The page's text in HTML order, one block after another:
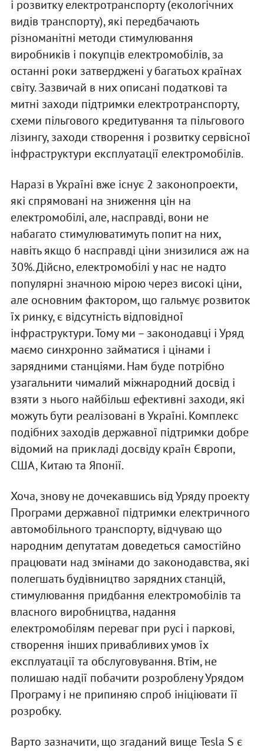
і розвитку електротранспорту (екологічних
видів транспорту), які передбачають
різноманітні методи стимулювання
виробників і покупців електромобілів, за
останні роки затверджені у багатьох країнах
світу. Зазвичай в них описані податкові та
митні заходи підтримки електротранспорту,
схеми пільгового кредитування та пільгового
лізингу, заходи створення і розвитку сервісної
інфраструктури експлуатації електромобілів.
Наразі в Україні вже існує 2 законопроекти,
які спрямовані на зниження цін на
електромобілі, але, насправді, вони не
набагато стимулюватимуть попит на них,
навіть якщо б насправді ціни знизилися аж на
30%. Дійсно, електромобілі у нас не надто
популярні значною мірою через високі ціни,
але основним фактором, що гальмує розвиток
їх ринку, є відсутність відповідної
інфраструктури. Тому ми – законодавці і Уряд
маємо синхронно займатися і цінами і
зарядними станціями. Нам буде потрібно
узагальнити чималий міжнародний досвід і
взяти з нього найбільш ефективні заходи, які
можуть бути реалізовані в Україні. Комплекс
подібних заходів державної підтримки добре
відомий на прикладі досвіду країн Європи,
США, Китаю та Японії.
Хоча, знову не дочекавшись від Уряду проекту
Програми державної підтримки електричного
автомобільного транспорту, відчуваю що
народним депутатам доведеться самостійно
працювати над змінами до законодавства, які
полегшать будівництво зарядних станцій,
стимулювання придбання електромобілів та
власного виробництва, надання
електромобілям переваг при русі і паркові,
створення інших привабливих умов їх
експлуатації та обслуговування. Втім, не
полишаю надії побачити розроблену Урядом
Програму і не припиняю спроб ініціювати її
розробку.
Варто зазначити, що згаданий вище Tesla S є